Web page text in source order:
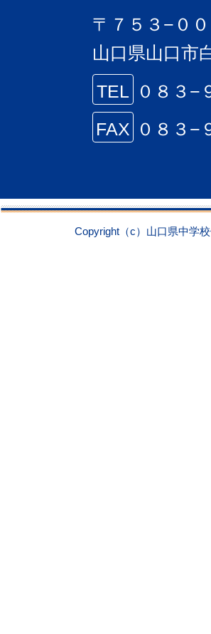
〒７５３−００
山口県山口市
TEL
０８３−
FAX ０８３−
Copyright（c）山口県中学